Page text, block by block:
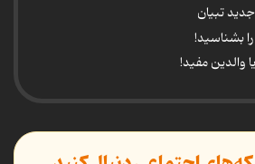
تبیان
بشناسید!
والدین مفید!